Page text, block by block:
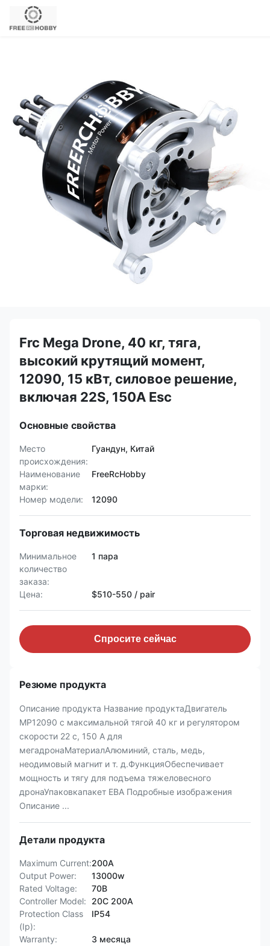
Frc Mega Drone, 40 кг, тяга,
высокий крутящий момент,
12090, 15 кВт, силовое решение,
включая 22S, 150A Esc
Основные свойства
Место
происхождения:
Гуандун, Китай
Наименование
марки:
FreeRcHobby
Номер модели: 12090
Торговая недвижимость
Минимальное
количество
заказа:
1 пара
Цена: $510-550 / pair
Спросите сейчас
Резюме продукта
Описание продукта Название продуктаДвигатель
MP12090 с максимальной тягой 40 кг и регулятором
скорости 22 с, 150 А для
мегадронаМатериалАлюминий, сталь, медь,
неодимовый магнит и т. д.ФункцияОбеспечивает
мощность и тягу для подъема тяжеловесного
дронаУпаковкапакет ЕВА Подробные изображения
Описание ...
Детали продукта
Maximum Current:200А
Output Power:
13000w
Rated Voltage:
70В
Controller Model:
20С 200А
Protection Class
(Ip):
IP54
Warranty:
3 месяца